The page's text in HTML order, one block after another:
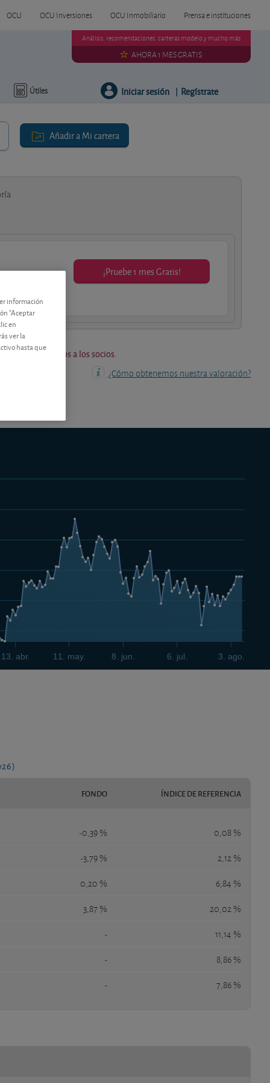
OCU OCU Inversiones OCU Inmobiliario Prensa e instituciones
Útiles
Análisis, recomendaciones, carteras modelo y mucho más
AHORA 1 MES GRATIS
Iniciar sesión | Regístrate
Añadir a Mi cartera
¡Pruebe 1 mes Gratis!
están reservados a los socios.
¿Cómo obtenemos nuestra valoración?
13. abr. 11. may. 8. jun. 6. jul. 3. ago.
FONDO ÍNDICE DE REFERENCIA
-0,39 % 0,08 %
-3,79 % 2,12 %
0,20 % 6,84 %
3,87 % 20,02 %
- 11,14 %
- 8,86 %
- 7,86 %
información
"Aceptar
en
ver la
hasta que